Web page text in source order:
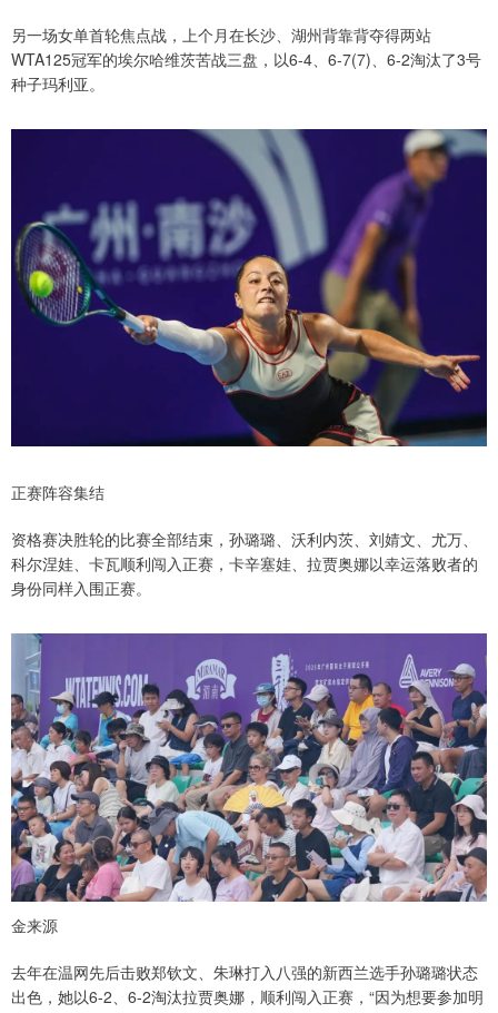
另一场女单首轮焦点战，上个月在长沙、湖州背靠背夺得两站
WTA125冠军的埃尔哈维茨苦战三盘，以6-4、6-7(7)、6-2淘汰了3号
种子玛利亚。
正赛阵容集结
资格赛决胜轮的比赛全部结束，孙璐璐、沃利内茨、刘婧文、尤万、
科尔涅娃、卡瓦顺利闯入正赛，卡辛塞娃、拉贾奥娜以幸运落败者的
身份同样入围正赛。
金来源
去年在温网先后击败郑钦文、朱琳打入八强的新西兰选手孙璐璐状态
出色，她以6-2、6-2淘汰拉贾奥娜，顺利闯入正赛，“因为想要参加明